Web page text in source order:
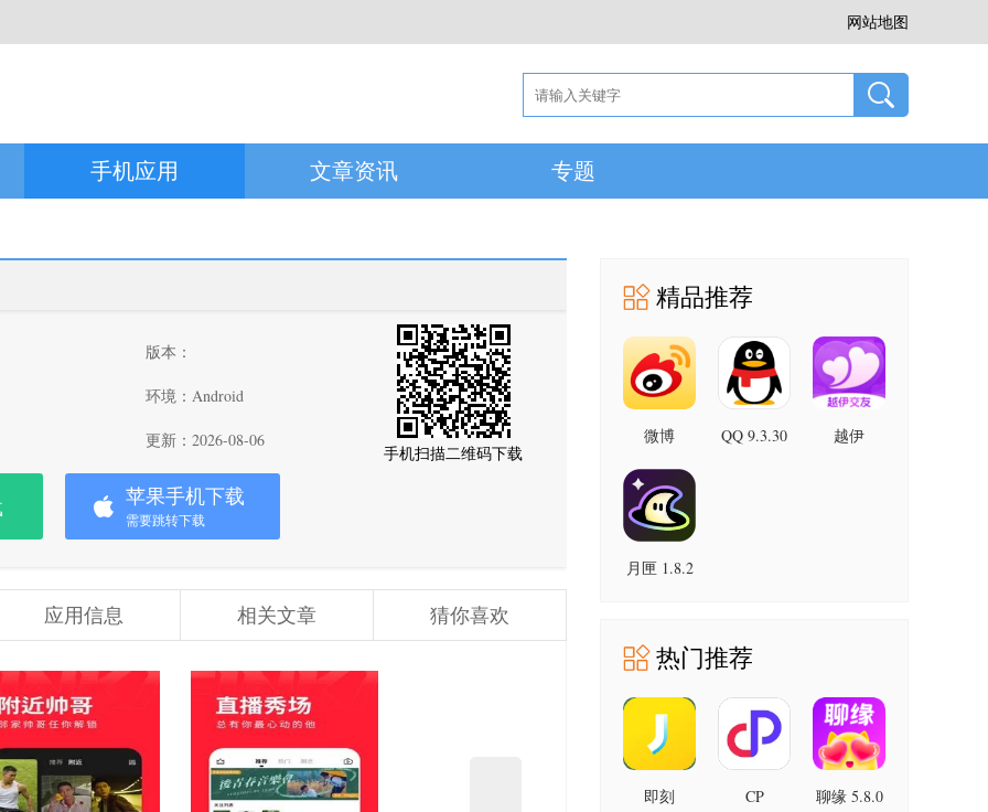
网站地图
手机应用 文章资讯 专题
苹果手机下载
需要跳转下载
版本：
环境：Android
更新：2026-08-06
手机扫描二维码下载
应用信息 相关文章 猜你喜欢
精品推荐
微博
QQ 9.3.30
越伊
月匣 1.8.2
热门推荐
即刻
CP
聊缘 5.8.0